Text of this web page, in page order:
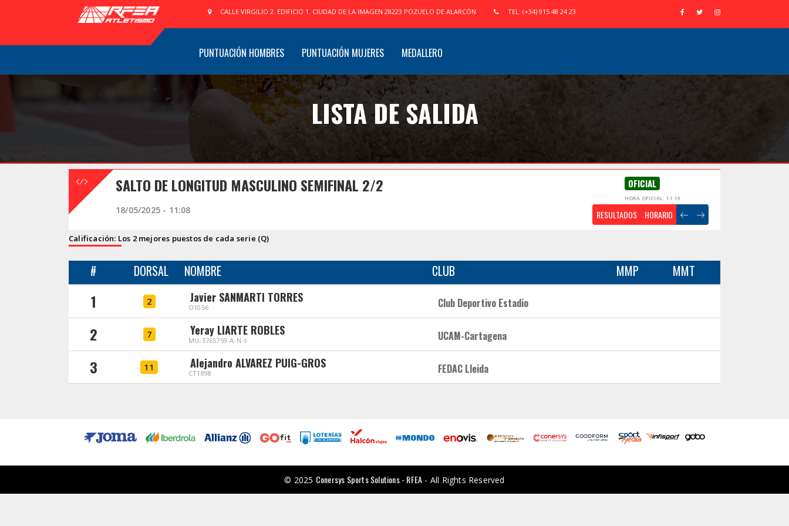
CALLE VIRGILIO 2. EDIFICIO 1. CIUDAD DE LA IMAGEN 28223 POZUELO DE ALARCÓN TEL: (+34) 915 48 24 23
PUNTUACIÓN HOMBRES PUNTUACIÓN MUJERES MEDALLERO
LISTA DE SALIDA
SALTO DE LONGITUD MASCULINO SEMIFINAL 2/2 OFICIAL
HORA OFICIAL: 11:19
18/05/2025 - 11:08 RESULTADOS HORARIO
Calificación: Los 2 mejores puestos de cada serie (Q)
# DORSAL NOMBRE CLUB MMP MMT
1 2 Javier SANMARTI TORRES
O1056 Club Deportivo Estadio
2 7 Yeray LIARTE ROBLES
MU-3765759-A-N-s UCAM-Cartagena
3 11 Alejandro ALVAREZ PUIG-GROS
CT1898 FEDAC Lleida
© 2025 Conersys Sports Solutions - RFEA - All Rights Reserved